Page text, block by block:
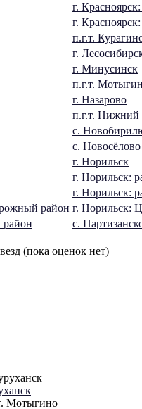
г.
г.
п.г.т.
г.
г. Минусинск
п.г.т.
г. Назарово
п.г.т.
с.
с. Новосёлово
г. Норильск
г. Норильск:
г. Норильск:
район г. Норильск:
район
с.
(пока оценок нет)